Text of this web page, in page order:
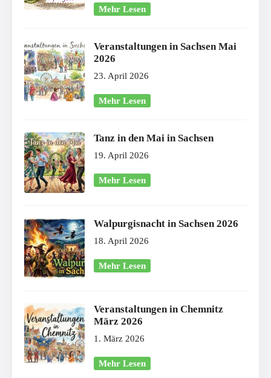
Mehr Lesen
Veranstaltungen in Sachsen Mai
2026
23. April 2026
Mehr Lesen
Tanz in den Mai in Sachsen
19. April 2026
Mehr Lesen
Walpurgisnacht in Sachsen 2026
18. April 2026
Mehr Lesen
Veranstaltungen in Chemnitz
März 2026
1. März 2026
Mehr Lesen